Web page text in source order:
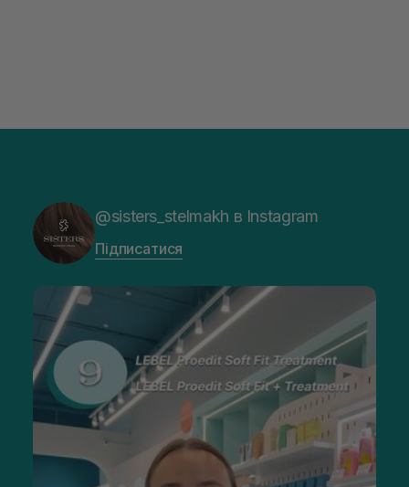
@sisters_stelmakh в Instagram
Підписатися